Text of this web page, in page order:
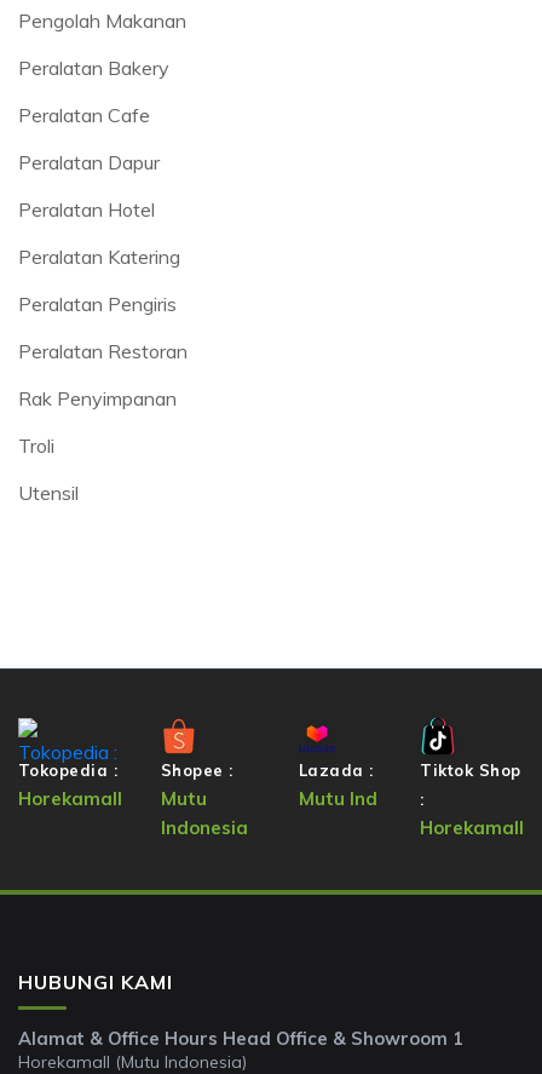
Pengolah Makanan
Peralatan Bakery
Peralatan Cafe
Peralatan Dapur
Peralatan Hotel
Peralatan Katering
Peralatan Pengiris
Peralatan Restoran
Rak Penyimpanan
Troli
Utensil
Tokopedia :
Horekamall
Shopee :
Mutu
Indonesia
Lazada :
Mutu Ind
Tiktok Shop
:
Horekamall
HUBUNGI KAMI
Alamat & Office Hours Head Office & Showroom 1
Horekamall (Mutu Indonesia)